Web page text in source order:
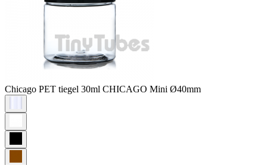
Chicago PET tiegel 30ml CHICAGO Mini Ø40mm